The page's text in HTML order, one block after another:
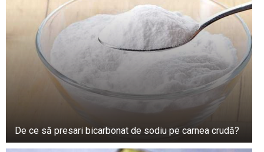
dificultăți de respirație semnalează o scădere a
tensiunii arteriale din cauza unei circulații
blocate. Acest lucru înseamnă că persoana
respectivă riscă să facă un atac de cord.
Oboseala sau somnolență sunt semne specifice
unui atac de cord la femei, care pot apărea chiar
și cu o lună înainte de declanșarea unui atac de
cord.
De ce să presari bicarbonat de sodiu pe carnea crudă?